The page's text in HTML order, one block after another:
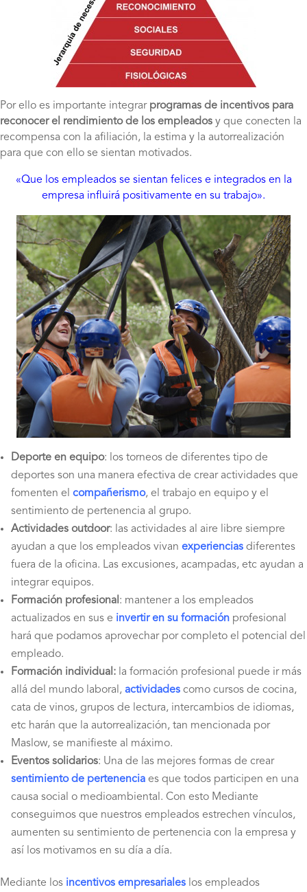
Por ello es importante integrar programas de incentivos para
reconocer el rendimiento de los empleados y que conecten la
recompensa con la afiliación, la estima y la autorrealización
para que con ello se sientan motivados.
«Que los empleados se sientan felices e integrados en la
empresa influirá positivamente en su trabajo».
Deporte en equipo: los torneos de diferentes tipo de
deportes son una manera efectiva de crear actividades que
fomenten el compañerismo, el trabajo en equipo y el
sentimiento de pertenencia al grupo.
Actividades outdoor: las actividades al aire libre siempre
ayudan a que los empleados vivan experiencias diferentes
fuera de la oficina. Las excusiones, acampadas, etc ayudan a
integrar equipos.
Formación profesional : mantener a los empleados
actualizados en sus e invertir en su formación profesional
hará que podamos aprovechar por completo el potencial del
empleado.
Formación individual: la formación profesional puede ir más
allá del mundo laboral, actividades como cursos de cocina,
cata de vinos, grupos de lectura, intercambios de idiomas,
etc harán que la autorrealización, tan mencionada por
Maslow, se manifieste al máximo.
Eventos solidarios: Una de las mejores formas de crear
sentimiento de pertenencia es que todos participen en una
causa social o medioambiental. Con esto Mediante
conseguimos que nuestros empleados estrechen vínculos,
aumenten su sentimiento de pertenencia con la empresa y
así los motivamos en su día a día.
Mediante los incentivos empresariales los empleados